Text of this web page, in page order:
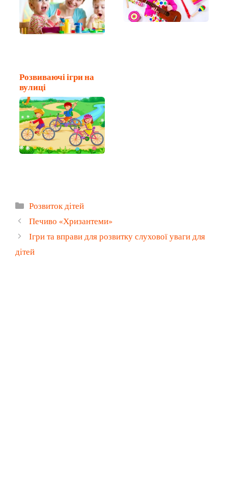
Розвиваючі ігри на
вулиці
Категорії
Розвиток дітей
Печиво «Хризантеми»
Ігри та вправи для розвитку слухової уваги для
дітей